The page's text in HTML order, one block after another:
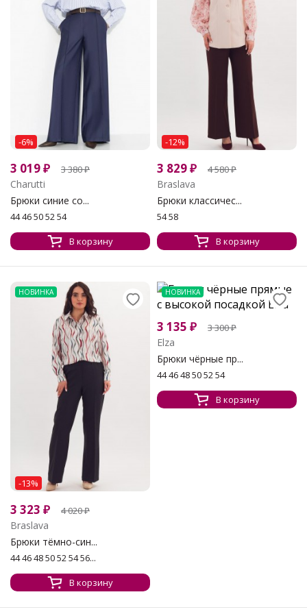
-6%
3 019₽ 3 380₽
Charutti
Брюки синие со...
44 46 50 52 54
В корзину
-12%
3 829₽ 4 580₽
Braslava
Брюки классичес...
54 58
В корзину
НОВИНКА
-13%
3 323 ₽ 4 020₽
Braslava
Брюки тёмно-син...
44 46 48 50 52 54 56...
В корзину
НОВИНКА
3 135 ₽ 3 300₽
Elza
Брюки чёрные пр...
44 46 48 50 52 54
В корзину